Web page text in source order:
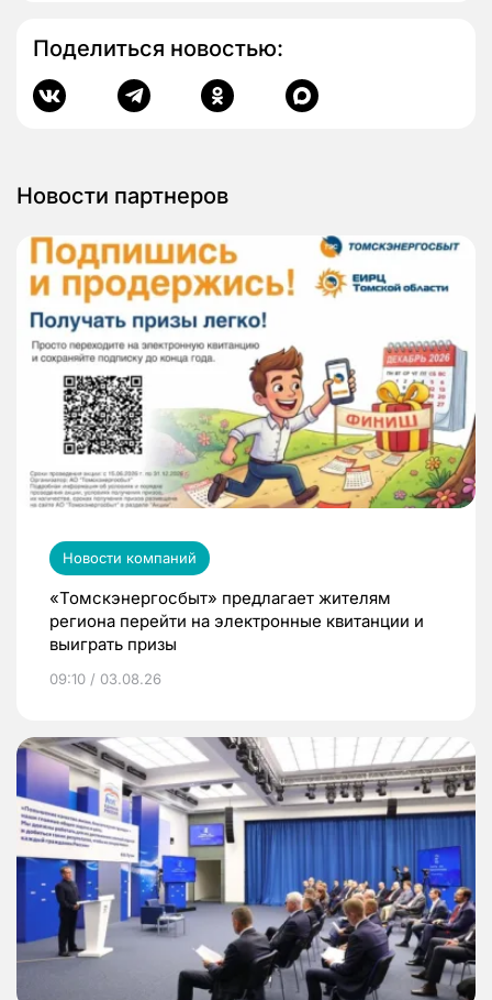
Поделиться новостью:
Новости партнеров
Новости компаний
«Томскэнергосбыт» предлагает жителям
региона перейти на электронные квитанции и
выиграть призы
09:10 / 03.08.26